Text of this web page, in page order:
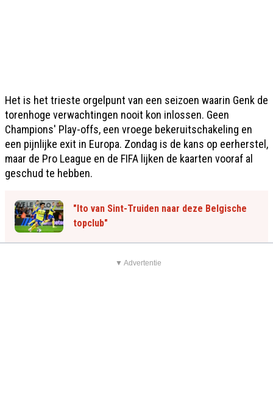
Het is het trieste orgelpunt van een seizoen waarin Genk de
torenhoge verwachtingen nooit kon inlossen. Geen
Champions' Play-offs, een vroege bekeruitschakeling en
een pijnlijke exit in Europa. Zondag is de kans op eerherstel,
maar de Pro League en de FIFA lijken de kaarten vooraf al
geschud te hebben.
"Ito van Sint-Truiden naar deze Belgische
topclub"
▼ Advertentie